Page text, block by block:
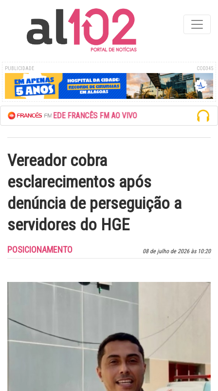
PUBLICIDADE COD345
ESCUTE A REDE FRANCÊS FM AO VIVO
Vereador cobra
esclarecimentos após
denúncia de perseguição a
servidores do HGE
08 de julho de 2026 às 10:20
POSICIONAMENTO